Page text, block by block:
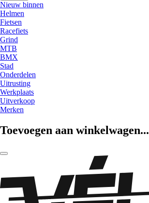
Nieuw binnen
Helmen
Fietsen
Racefiets
Grind
MTB
BMX
Stad
Onderdelen
Uitrusting
Werkplaats
Uitverkoop
Merken
Toevoegen aan winkelwagen...